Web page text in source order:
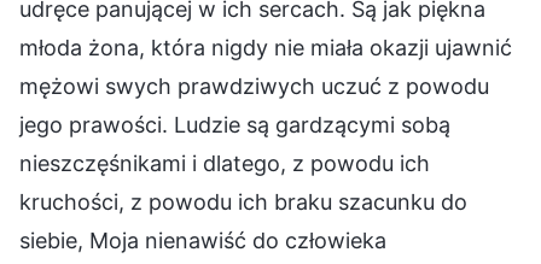
udręce panującej w ich sercach. Są jak piękna
młoda żona, która nigdy nie miała okazji ujawnić
mężowi swych prawdziwych uczuć z powodu
jego prawości. Ludzie są gardzącymi sobą
nieszczęśnikami i dlatego, z powodu ich
kruchości, z powodu ich braku szacunku do
siebie, Moja nienawiść do człowieka